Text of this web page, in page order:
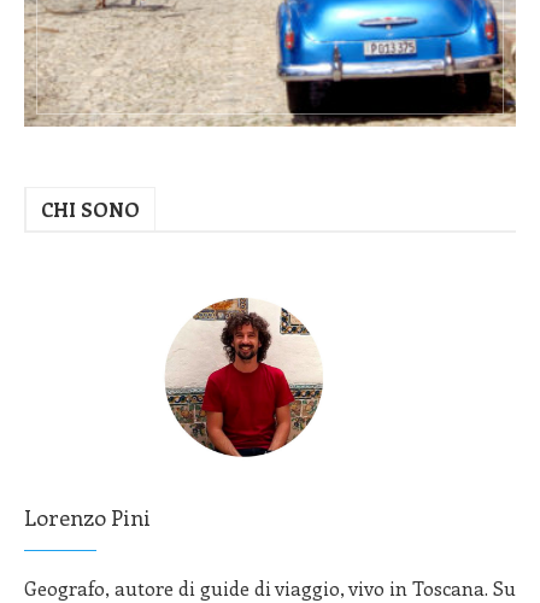
CHI SONO
Lorenzo Pini
Geografo, autore di guide di viaggio, vivo in Toscana. Su